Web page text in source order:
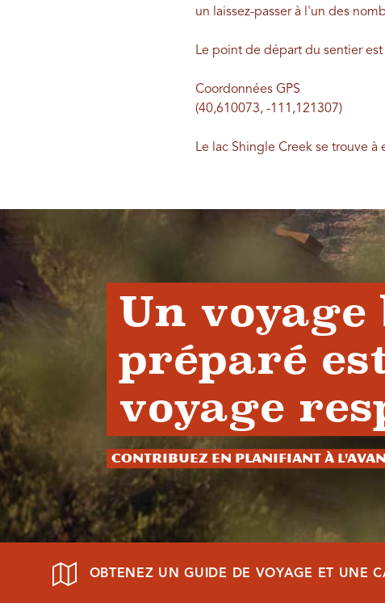
un laissez-passer à l'un des
Le point de départ du sentier
Coordonnées GPS
(40,610073, -111,121307)
Le lac Shingle Creek se trouve
Un voyage
préparé
voyage
Contribuez en planifiant à
OBTENEZ UN GUIDE DE VOYAGE ET UNE